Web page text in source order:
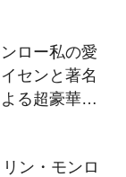
ロー私の愛
センと著名
る超豪華コ
ン・モンロ